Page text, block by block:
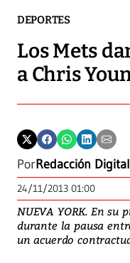
DEPORTES
Los Mets
a Chris
PorRedacción
24/11/2013 01:00
NUEVA YORK. En
durante la pausa
un acuerdo